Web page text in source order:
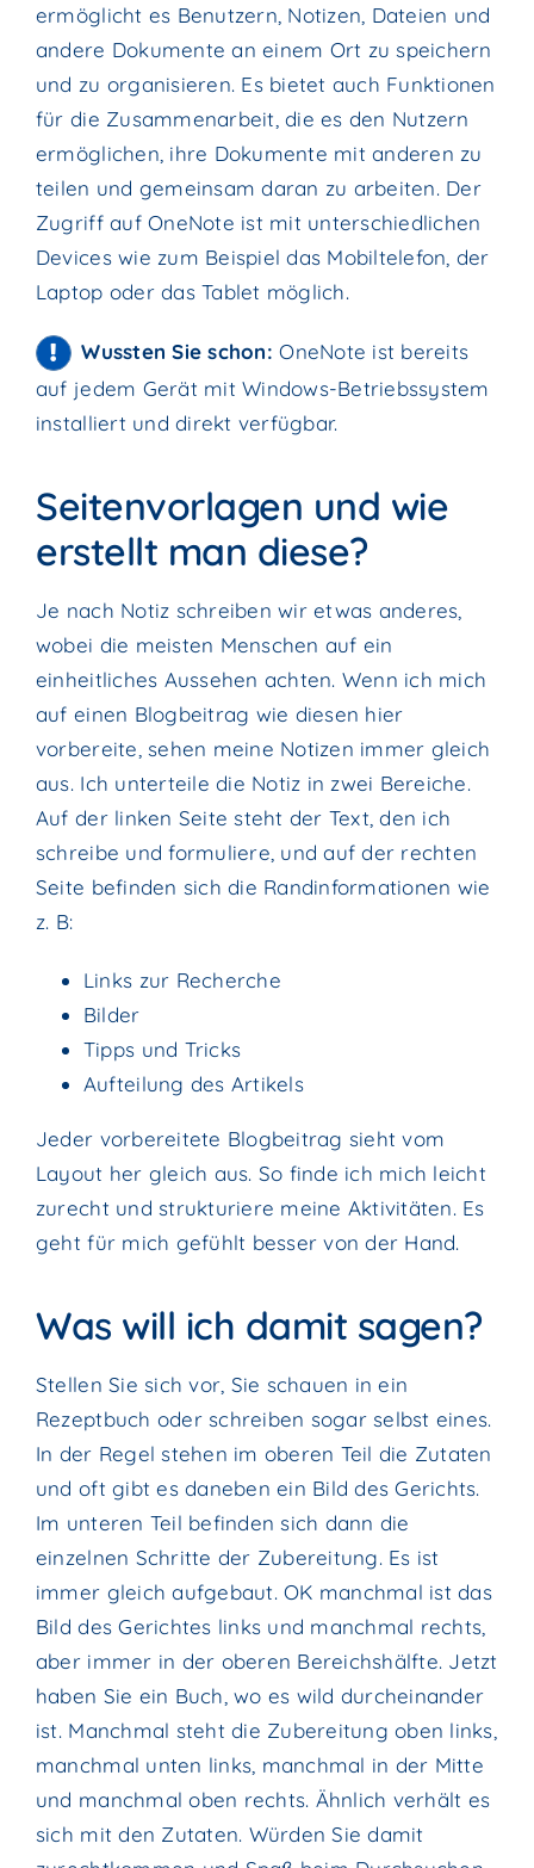
ermöglicht es Benutzern, Notizen, Dateien und
andere Dokumente an einem Ort zu speichern
und zu organisieren. Es bietet auch Funktionen
für die Zusammenarbeit, die es den Nutzern
ermöglichen, ihre Dokumente mit anderen zu
teilen und gemeinsam daran zu arbeiten. Der
Zugriff auf OneNote ist mit unterschiedlichen
Devices wie zum Beispiel das Mobiltelefon, der
Laptop oder das Tablet möglich.
Wussten Sie schon:OneNote ist bereits
auf jedem Gerät mit Windows-Betriebssystem
installiert und direkt verfügbar.
Seitenvorlagen und wie
erstellt man diese?
Je nach Notiz schreiben wir etwas anderes,
wobei die meisten Menschen auf ein
einheitliches Aussehen achten. Wenn ich mich
auf einen Blogbeitrag wie diesen hier
vorbereite, sehen meine Notizen immer gleich
aus. Ich unterteile die Notiz in zwei Bereiche.
Auf der linken Seite steht der Text, den ich
schreibe und formuliere, und auf der rechten
Seite befinden sich die Randinformationen wie
z. B:
Links zur Recherche
Bilder
Tipps und Tricks
Aufteilung des Artikels
Jeder vorbereitete Blogbeitrag sieht vom
Layout her gleich aus. So finde ich mich leicht
zurecht und strukturiere meine Aktivitäten. Es
geht für mich gefühlt besser von der Hand.
Was will ich damit sagen?
Stellen Sie sich vor, Sie schauen in ein
Rezeptbuch oder schreiben sogar selbst eines.
In der Regel stehen im oberen Teil die Zutaten
und oft gibt es daneben ein Bild des Gerichts.
Im unteren Teil befinden sich dann die
einzelnen Schritte der Zubereitung. Es ist
immer gleich aufgebaut. OK manchmal ist das
Bild des Gerichtes links und manchmal rechts,
aber immer in der oberen Bereichshälfte. Jetzt
haben Sie ein Buch, wo es wild durcheinander
ist. Manchmal steht die Zubereitung oben links,
manchmal unten links, manchmal in der Mitte
und manchmal oben rechts. Ähnlich verhält es
sich mit den Zutaten. Würden Sie damit